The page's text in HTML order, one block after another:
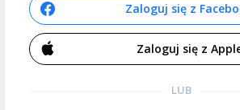
Zaloguj się z
Zaloguj się z
LUB